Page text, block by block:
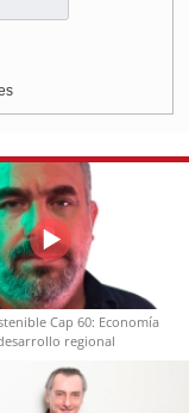
Cap 60: Economía
regional